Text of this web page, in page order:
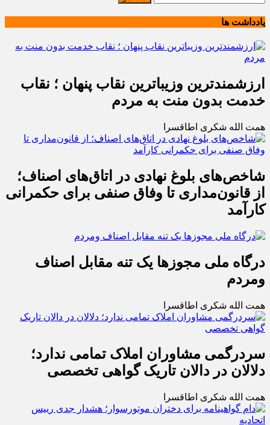
یادداشت ها
ارزشمندترین وزیباترین نقاب پنهان ؛ نقاب
خدمت بدون منت به مردم
همت الله شکری اطاقسرا
شاخص‌های بلوغ نهادی در اتاق‌های اصناف؛
از قانون‌مداری تا وفاق صنفی برای حکمرانی
کارآمد
درگاه ملی مجوزها یک تنه مقابل اصناف
ومردم
همت الله شکری اطاقسرا
سردرگمی مشاوران املاک تمامی ندارد؛
دلالان در دالان تاریک گواهی تخصصی
همت الله شکری اطاقسرا